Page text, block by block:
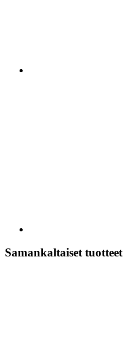
Samankaltaiset tuotteet